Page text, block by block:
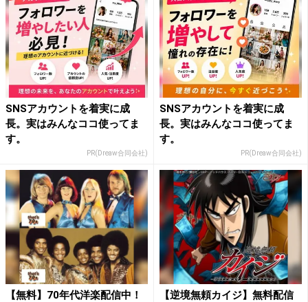
SNSアカウントを着実に成
長。実はみんなココ使ってま
す。
PR(Dreaw合同会社)
SNSアカウントを着実に成
長。実はみんなココ使ってま
す。
PR(Dreaw合同会社)
【無料】70年代洋楽配信中！
【逆境無頼カイジ】無料配信